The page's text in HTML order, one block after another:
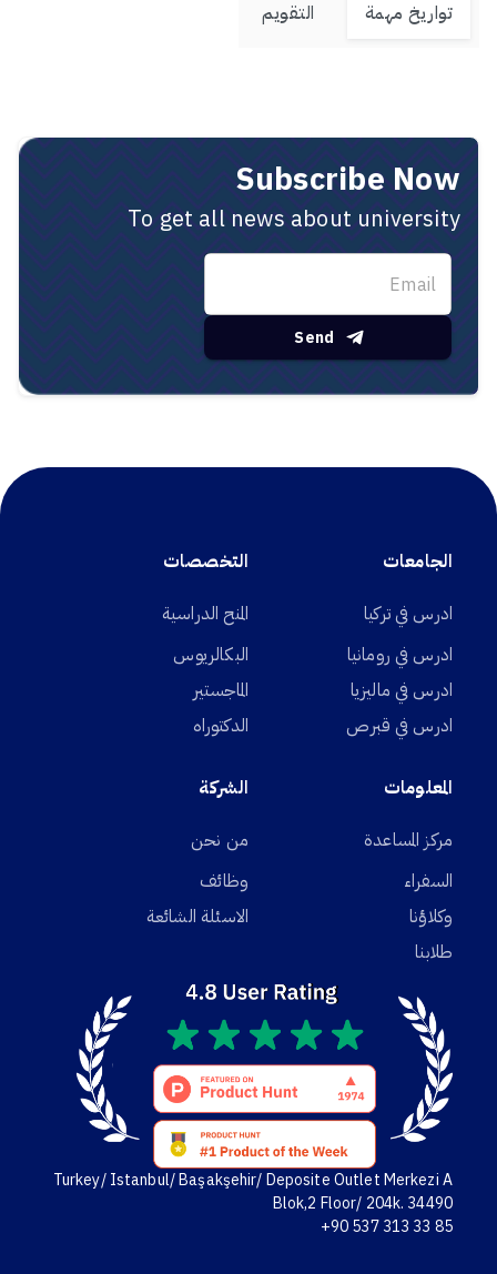
تواريخ مهمة التقويم
Subscribe Now
To get all news about university
Send
الجامعات
ادرس في تركيا
ادرس في رومانيا
ادرس في ماليزيا
ادرس في قبرص
التخصصات
المنح الدراسية
البكالريوس
الماجستير
الدكتوراه
المعلومات
مركز المساعدة
السفراء
وكلاؤنا
طلابنا
الشركة
من نحن
وظائف
الاسئلة الشائعة
Turkey/ Istanbul/ Başakşehir/ Deposite Outlet Merkezi A
Blok,2 Floor/ 204k. 34490
+90 537 313 33 85